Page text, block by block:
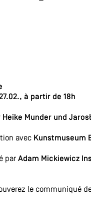
à partir de 18h
Munder und
avec Kunstmuseum
par Adam Mickiewicz
le communiqué